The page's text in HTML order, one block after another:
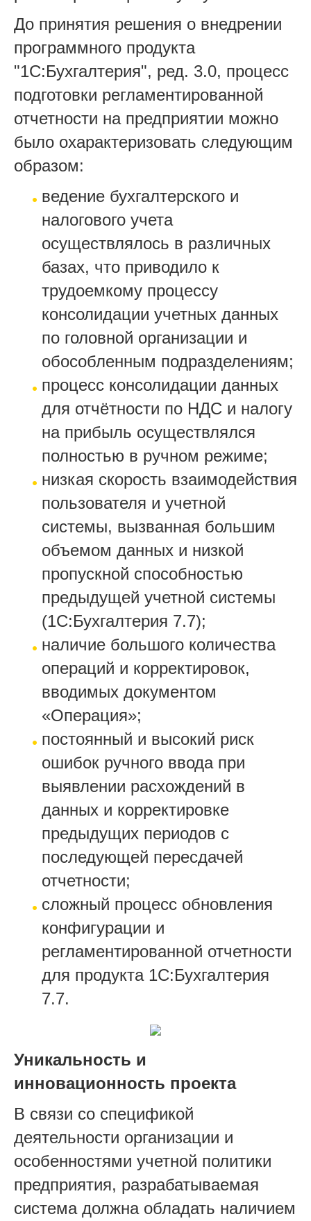
До принятия решения о внедрении
программного продукта
"1С:Бухгалтерия", ред. 3.0, процесс
подготовки регламентированной
отчетности на предприятии можно
было охарактеризовать следующим
образом:
ведение бухгалтерского и
налогового учета
осуществлялось в различных
базах, что приводило к
трудоемкому процессу
консолидации учетных данных
по головной организации и
обособленным подразделениям;
процесс консолидации данных
для отчётности по НДС и налогу
на прибыль осуществлялся
полностью в ручном режиме;
низкая скорость взаимодействия
пользователя и учетной
системы, вызванная большим
объемом данных и низкой
пропускной способностью
предыдущей учетной системы
(1С:Бухгалтерия 7.7);
наличие большого количества
операций и корректировок,
вводимых документом
«Операция»;
постоянный и высокий риск
ошибок ручного ввода при
выявлении расхождений в
данных и корректировке
предыдущих периодов с
последующей пересдачей
отчетности;
сложный процесс обновления
конфигурации и
регламентированной отчетности
для продукта 1С:Бухгалтерия
7.7.
Уникальность и
инновационность проекта
В связи со спецификой
деятельности организации и
особенностями учетной политики
предприятия, разрабатываемая
система должна обладать наличием